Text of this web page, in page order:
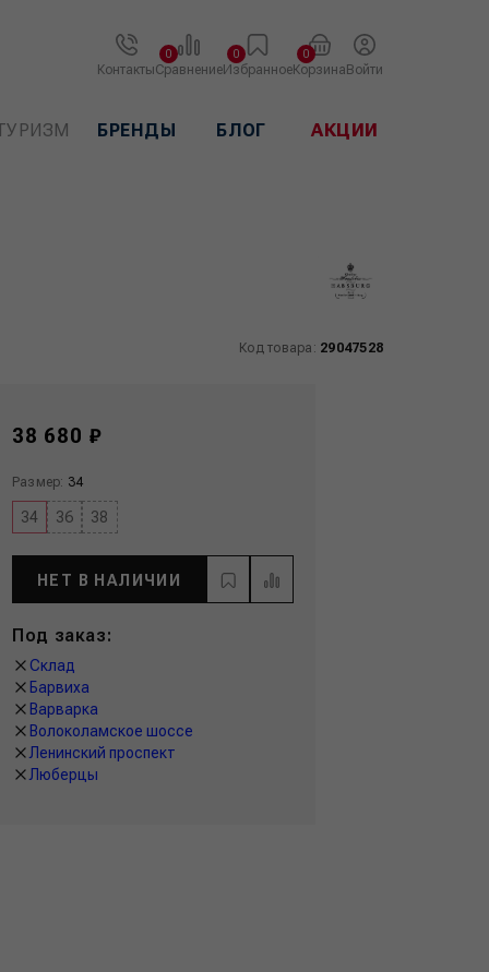
КонтактыСравнение
0
Избранное
0
Корзина
0
Войти
БРЕНДЫ БЛОГ АКЦИИ
Код товара: 29047528
38 680 ₽
Размер: 34
34 36 38
НЕТ В НАЛИЧИИ
Под заказ:
Склад
Барвиха
Варварка
Волоколамское шоссе
Ленинский проспект
Люберцы